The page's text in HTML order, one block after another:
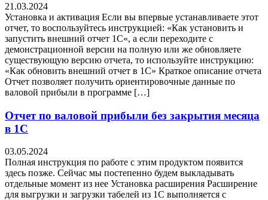
21.03.2024
Установка и активация Если вы впервые устанавливаете этот
отчет, то воспользуйтесь инструкцией: «Как установить и
запустить внешний отчет 1С«, а если переходите с
демонстрационной версии на полную или же обновляете
существующую версию отчета, то используйте инструкцию:
«Как обновить внешний отчет в 1С» Краткое описание отчета
Отчет позволяет получить ориентировочные данные по
валовой прибыли в программе […]
Отчет по валовой прибыли без закрытия месяца
в 1С
03.05.2024
Полная инструкция по работе с этим продуктом появится
здесь позже. Сейчас мы постепенно будем выкладывать
отдельные момент из нее Установка расширения Расширение
для выгрузки и загрузки табелей из 1С выполняется с